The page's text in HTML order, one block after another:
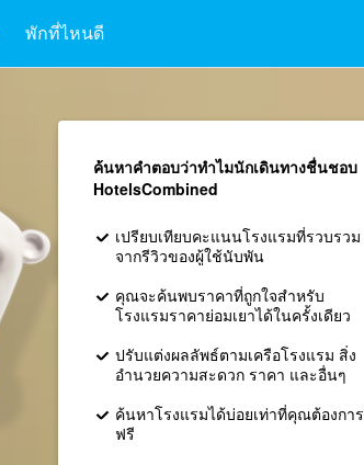
พักที่ไหนดี
ค้นหาคำตอบว่าทำไมนักเดินทางชื่นชอบ
HotelsCombined
เปรียบเทียบคะแนนโรงแรมที่รวบรวม
จากรีวิวของผู้ใช้นับพัน
คุณจะค้นพบราคาที่ถูกใจสำหรับ
โรงแรมราคาย่อมเยาได้ในครั้งเดียว
ปรับแต่งผลลัพธ์ตามเครือโรงแรม สิ่ง
อำนวยความสะดวก ราคา และอื่นๆ
ค้นหาโรงแรมได้บ่อยเท่าที่คุณต้องการ
ฟรี